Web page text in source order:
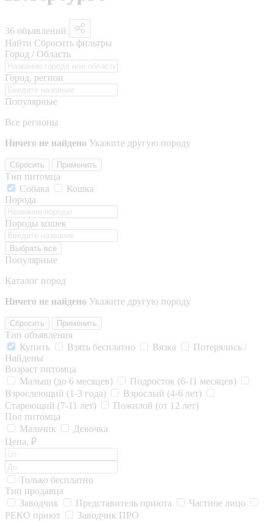
36 объявлений
Найти Сбросить фильтры
Город / Область
Город, регион
Популярные
Все регионы
Ничего не найдено Укажите другую породу
Сбросить Применить
Тип питомца
Собака
Кошка
Порода
Породы кошек
Выбрать все
Популярные
Каталог пород
Ничего не найдено Укажите другую породу
Сбросить Применить
Тип объявления
Купить
Взять бесплатно Вязка
Потерялись /
Найдены
Возраст питомца
Малыш (до 6 месяцев)
Подросток (6-11 месяцев)
Взрослеющий (1-3 года)
Взрослый (4-6 лет)
Стареющий (7-11 лет)
Пожилой (от 12 лет)
Пол питомца
Мальчик
Девочка
Цена, ₽
Только бесплатно
Тип продавца
Заводчик
Представитель приюта
Частное лицо
РЕКО приют
Заводчик ПРО